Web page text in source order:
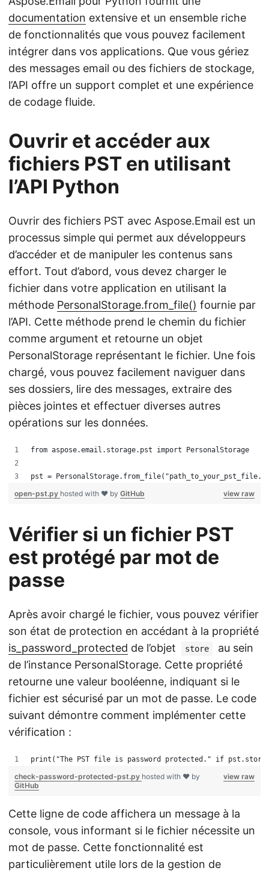
documentation extensive et un ensemble riche
de fonctionnalités que vous pouvez facilement
intégrer dans vos applications. Que vous gériez
des messages email ou des fichiers de stockage,
l’API offre un support complet et une expérience
de codage fluide.
Ouvrir et accéder aux
fichiers PST en utilisant
l’API Python
Ouvrir des fichiers PST avec Aspose.Email est un
processus simple qui permet aux développeurs
d’accéder et de manipuler les contenus sans
effort. Tout d’abord, vous devez charger le
fichier dans votre application en utilisant la
méthode PersonalStorage.from_file() fournie par
l’API. Cette méthode prend le chemin du fichier
comme argument et retourne un objet
PersonalStorage représentant le fichier. Une fois
chargé, vous pouvez facilement naviguer dans
ses dossiers, lire des messages, extraire des
pièces jointes et effectuer diverses autres
opérations sur les données.
from aspose.email.storage.pst import PersonalStorage
pst =
view raw
open-pst.py hosted with ❤ by GitHub
Vérifier si un fichier PST
est protégé par mot de
passe
Après avoir chargé le fichier, vous pouvez vérifier
son état de protection en accédant à la propriété
is_password_protected de l’objet store
au sein
de l’instance PersonalStorage. Cette propriété
retourne une valeur booléenne, indiquant si le
fichier est sécurisé par un mot de passe. Le code
suivant démontre comment implémenter cette
vérification :
print("The PST file is password protected." if
view raw
check-password-protected-pst.py hosted with ❤ by
GitHub
Cette ligne de code affichera un message à la
console, vous informant si le fichier nécessite un
mot de passe. Cette fonctionnalité est
particulièrement utile lors de la gestion de